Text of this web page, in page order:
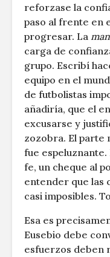
reforzase la
paso al frente en
progresar. La
carga de
grupo. Escribí
equipo en el
de futbolistas
añadiría, que el
excusarse y
zozobra. El parte
fue
fe, un cheque al
entender que las
casi imposibles.
Esa es
Eusebio debe
esfuerzos deben